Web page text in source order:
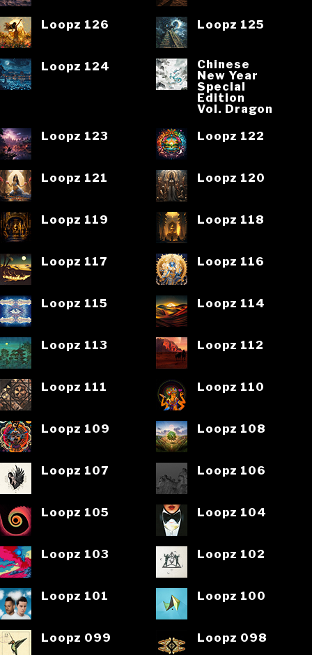
Loopz 126 Loopz 125
Loopz 124
Chinese
New Year
Special
Edition
Vol. Dragon
Loopz 123
Loopz 122
Loopz 121 Loopz 120
Loopz 119 Loopz 118
Loopz 117 Loopz 116
Loopz 115 Loopz 114
Loopz 113 Loopz 112
Loopz 111 Loopz 110
Loopz 109 Loopz 108
Loopz 107 Loopz 106
Loopz 105 Loopz 104
Loopz 103 Loopz 102
Loopz 101 Loopz 100
Loopz 099 Loopz 098